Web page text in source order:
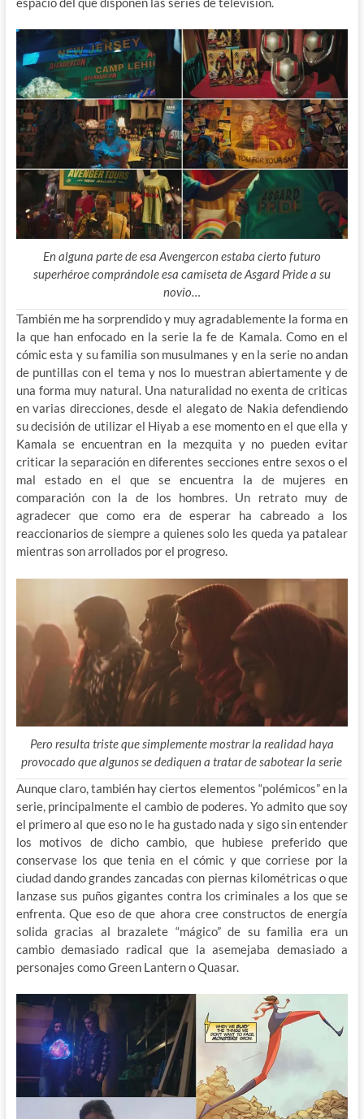
En alguna parte de esa Avengercon estaba cierto futuro
superhéroe comprándole esa camiseta de Asgard Pride a su
novio…
También me ha sorprendido y muy agradablemente la forma en
la que han enfocado en la serie la fe de Kamala. Como en el
cómic esta y su familia son musulmanes y en la serie no andan
de puntillas con el tema y nos lo muestran abiertamente y de
una forma muy natural. Una naturalidad no exenta de criticas
en varias direcciones, desde el alegato de Nakia defendiendo
su decisión de utilizar el Hiyab a ese momento en el que ella y
Kamala se encuentran en la mezquita y no pueden evitar
criticar la separación en diferentes secciones entre sexos o el
mal estado en el que se encuentra la de mujeres en
comparación con la de los hombres. Un retrato muy de
agradecer que como era de esperar ha cabreado a los
reaccionarios de siempre a quienes solo les queda ya patalear
mientras son arrollados por el progreso.
Pero resulta triste que simplemente mostrar la realidad haya
provocado que algunos se dediquen a tratar de sabotear la serie
Aunque claro, también hay ciertos elementos “polémicos” en la
serie, principalmente el cambio de poderes. Yo admito que soy
el primero al que eso no le ha gustado nada y sigo sin entender
los motivos de dicho cambio, que hubiese preferido que
conservase los que tenia en el cómic y que corriese por la
ciudad dando grandes zancadas con piernas kilométricas o que
lanzase sus puños gigantes contra los criminales a los que se
enfrenta. Que eso de que ahora cree constructos de energía
solida gracias al brazalete “mágico” de su familia era un
cambio demasiado radical que la asemejaba demasiado a
personajes como Green Lantern o Quasar.